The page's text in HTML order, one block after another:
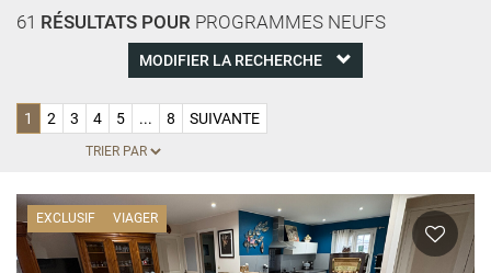
61 RÉSULTATS POUR PROGRAMMES NEUFS
MODIFIER LA RECHERCHE
1 2 3 4 5 ... 8 SUIVANTE
EXCLUSIF VIAGER